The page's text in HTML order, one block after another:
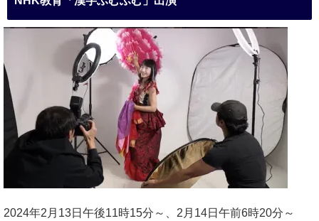
2024年2月13日午後11時15分～、2月14日午前6時20分～